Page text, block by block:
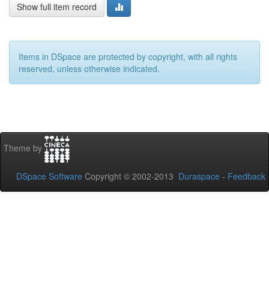
Show full item record
Items in DSpace are protected by copyright, with all rights
reserved, unless otherwise indicated.
Theme by
DSpace Software Copyright © 2002-2013 Duraspace - Feedback